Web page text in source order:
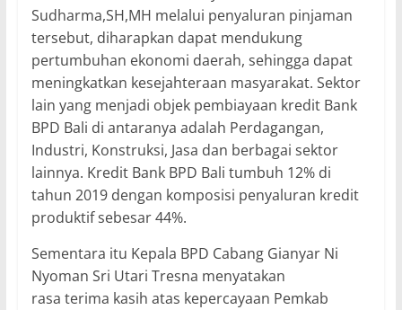
Sudharma,SH,MH melalui penyaluran pinjaman
tersebut, diharapkan dapat mendukung
pertumbuhan ekonomi daerah, sehingga dapat
meningkatkan kesejahteraan masyarakat. Sektor
lain yang menjadi objek pembiayaan kredit Bank
BPD Bali di antaranya adalah Perdagangan,
Industri, Konstruksi, Jasa dan berbagai sektor
lainnya. Kredit Bank BPD Bali tumbuh 12% di
tahun 2019 dengan komposisi penyaluran kredit
produktif sebesar 44%.
Sementara itu Kepala BPD Cabang Gianyar Ni
Nyoman Sri Utari Tresna menyatakan
rasa terima kasih atas kepercayaan Pemkab